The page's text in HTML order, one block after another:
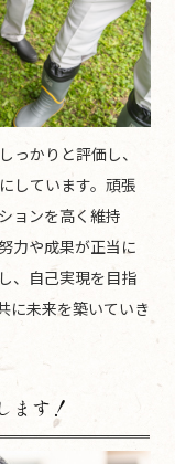
っかりと評価し、
しています。頑張
ョンを高く維持
力や成果が正当に
、自己実現を目指
に未来を築いていき
ます！